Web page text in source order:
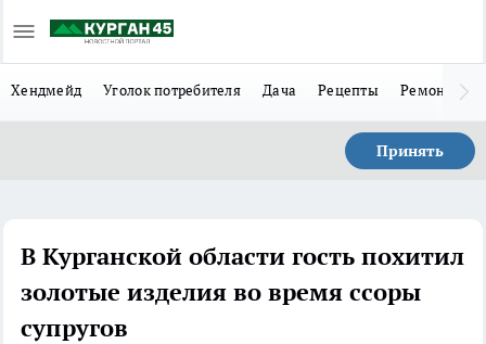
Хендмейд Уголок потребителя Дача Рецепты Ремонт
Принять
В Курганской области гость похитил
золотые изделия во время ссоры
супругов